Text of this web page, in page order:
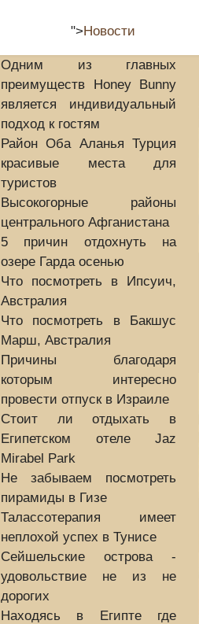
">Новости
Одним из главных
преимуществ Honey Bunny
является индивидуальный
подход к гостям
Район Оба Аланья Турция
красивые места для
туристов
Высокогорные районы
центрального Афганистана
5 причин отдохнуть на
озере Гарда осенью
Что посмотреть в Ипсуич,
Австралия
Что посмотреть в Бакшус
Марш, Австралия
Причины благодаря
которым интересно
провести отпуск в Израиле
Стоит ли отдыхать в
Египетском отеле Jaz
Mirabel Park
Не забываем посмотреть
пирамиды в Гизе
Талассотерапия имеет
неплохой успех в Тунисе
Сейшельские острова -
удовольствие не из не
дорогих
Находясь в Египте где